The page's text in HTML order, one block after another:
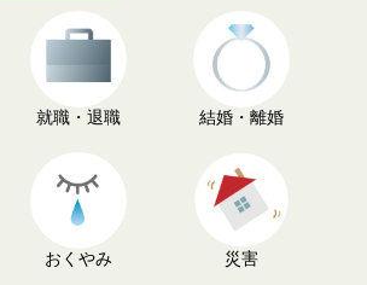
就職・退職 結婚・離婚
おくやみ 災害